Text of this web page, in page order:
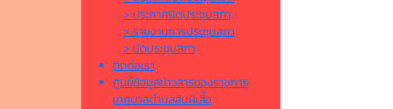
> ประกาศปิดประชุมสภา
> รายงานการประชุมสภา
> นัดประชุมสภา
ติดต่อเรา
ศูนย์ข้อมูลข่าวสารของราชการ
เทศบาลตำบลสันผีเสื้อ